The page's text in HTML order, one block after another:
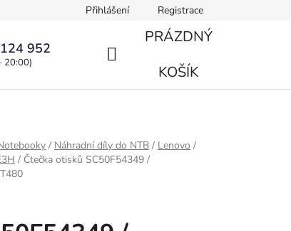
Přihlášení Registrace
952
20:00)
NÁKUPNÍ
PRÁZDNÝ
KOŠÍK
/ Náhradní díly do NTB / Lenovo /
/ Čtečka otisků SC50F54349 /